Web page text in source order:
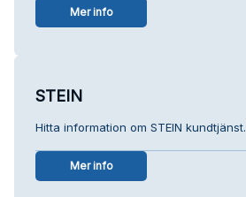
Mer info
STEIN
Hitta information om STEIN kundtjänst.
Mer info